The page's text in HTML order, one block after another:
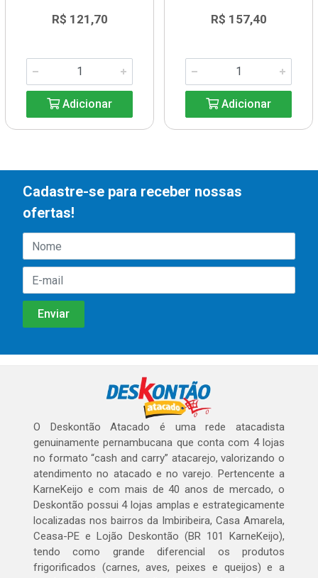
R$ 121,70
Adicionar
R$ 157,40
Adicionar
Cadastre-se para receber nossas
ofertas!
O Deskontão Atacado é uma rede atacadista
genuinamente pernambucana que conta com 4 lojas
no formato “cash and carry” atacarejo, valorizando o
atendimento no atacado e no varejo. Pertencente a
KarneKeijo e com mais de 40 anos de mercado, o
Deskontão possui 4 lojas amplas e estrategicamente
localizadas nos bairros da Imbiribeira, Casa Amarela,
Ceasa-PE e Lojão Deskontão (BR 101 KarneKeijo),
tendo como grande diferencial os produtos
frigorificados (carnes, aves, peixes e queijos) e a